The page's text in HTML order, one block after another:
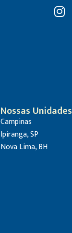
Nossas Unidades
Campinas
Ipiranga, SP
Nova Lima, BH